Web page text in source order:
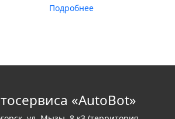
Подробнее
«AutoBot»